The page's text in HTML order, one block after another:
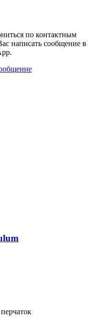
по контактным
написать сообщение в